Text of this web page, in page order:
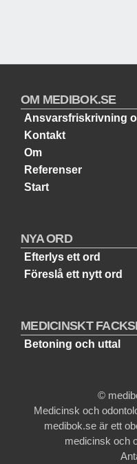
OM MEDIBOK.SE
Ansvarsfriskrivning
Kontakt
Om
Referenser
Start
NYA ORD
Efterlys ett ord
Föreslå ett nytt ord
MEDICINSKT
Betoning och uttal
©
Medicinsk och
medibok.se är ett
medicinsk och